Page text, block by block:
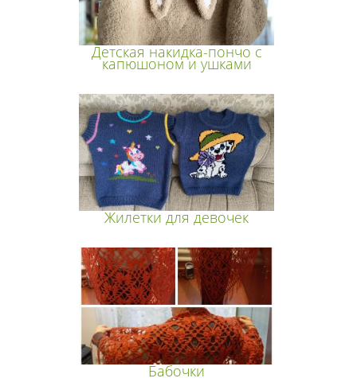
Детская накидка-пончо с
капюшоном и ушками
Жилетки для девочек
Бабочки